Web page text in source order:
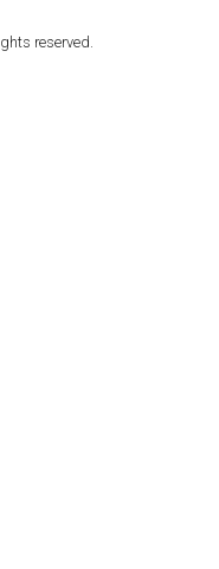
reserved.